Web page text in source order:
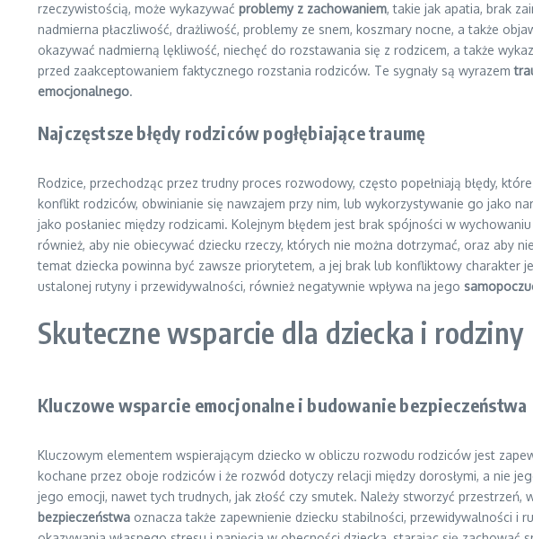
rzeczywistością, może wykazywać problemy z zachowaniem, takie jak apatia, brak
nadmierna płaczliwość, drażliwość, problemy ze snem, koszmary nocne, a także
okazywać nadmierną lękliwość, niechęć do rozstawania się z rodzicem, a także
przed zaakceptowaniem faktycznego rozstania rodziców. Te sygnały są wyrazem
emocjonalnego.
Najczęstsze błędy rodziców pogłębiające traumę
Rodzice, przechodząc przez trudny proces rozwodowy, często popełniają błędy,
konflikt rodziców, obwinianie się nawzajem przy nim, lub wykorzystywanie go jako
jako posłaniec między rodzicami. Kolejnym błędem jest brak spójności w
również, aby nie obiecywać dziecku rzeczy, których nie można dotrzymać, oraz aby
temat dziecka powinna być zawsze priorytetem, a jej brak lub konfliktowy charakter
ustalonej rutyny i przewidywalności, również negatywnie wpływa na jego
Skuteczne wsparcie dla dziecka i rodziny
Kluczowe wsparcie emocjonalne i budowanie bezpieczeństwa
Kluczowym elementem wspierającym dziecko w obliczu rozwodu rodziców jest
kochane przez oboje rodziców i że rozwód dotyczy relacji między dorosłymi, a nie
jego emocji, nawet tych trudnych, jak złość czy smutek. Należy stworzyć
bezpieczeństwa oznacza także zapewnienie dziecku stabilności, przewidywalności i